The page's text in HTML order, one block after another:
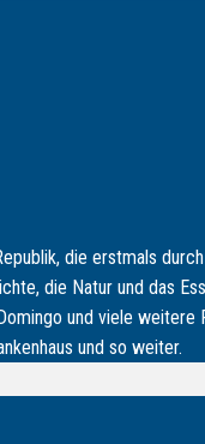
die erstmals
die Natur und das
und viele
und so weiter.